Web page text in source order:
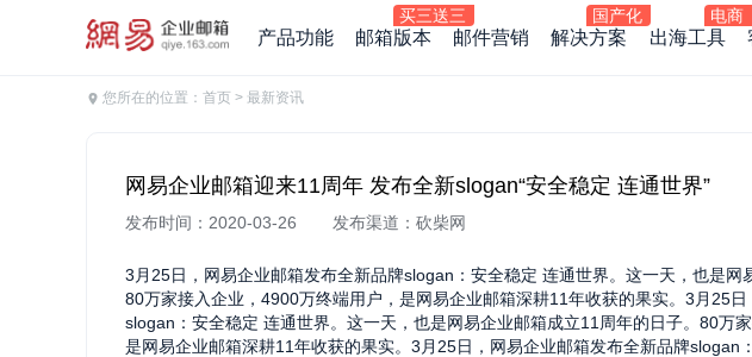
产品功能 邮箱版本 邮件营销 解决方案 出海工具
您所在的位置： 首页 > 最新资讯
网易企业邮箱迎来11周年 发布全新slogan“安全稳定 连通世界”
发布时间：2020-03-26 发布渠道：砍柴网
3月25日，网易企业邮箱发布全新品牌slogan：安全稳定 连通世界。这一天，也是网
80万家接入企业，4900万终端用户，是网易企业邮箱深耕11年收获的果实。3月25
slogan：安全稳定 连通世界。这一天，也是网易企业邮箱成立11周年的日子。80万
是网易企业邮箱深耕11年收获的果实。3月25日，网易企业邮箱发布全新品牌slogan